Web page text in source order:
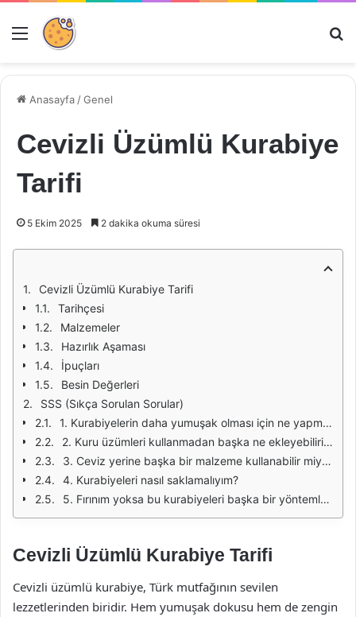
Menü
Anasayfa /Genel
Cevizli Üzümlü Kurabiye
Tarifi
5 Ekim 2025 2 dakika okuma süresi
Cevizli Üzümlü Kurabiye Tarifi
Tarihçesi
Malzemeler
Hazırlık Aşaması
İpuçları
Besin Değerleri
SSS (Sıkça Sorulan Sorular)
1. Kurabiyelerin daha yumuşak olması için ne yapmalıyım?
2. Kuru üzümleri kullanmadan başka ne ekleyebilirim?
3. Ceviz yerine başka bir malzeme kullanabilir miyim?
4. Kurabiyeleri nasıl saklamalıyım?
5. Fırınım yoksa bu kurabiyeleri başka bir yöntemle yapabilir miyim?
Cevizli Üzümlü Kurabiye Tarifi
Cevizli üzümlü kurabiye, Türk mutfağının sevilen
lezzetlerinden biridir. Hem yumuşak dokusu hem de zengin